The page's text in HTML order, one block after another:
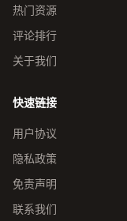
热门资源
评论排行
关于我们
快速链接
用户协议
隐私政策
免责声明
联系我们